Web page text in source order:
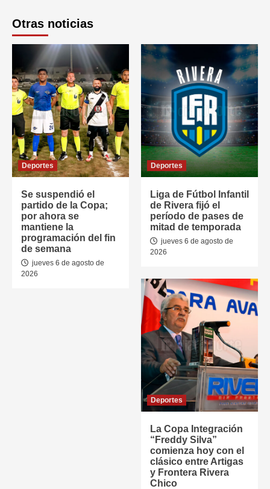
Otras noticias
Deportes
Se suspendió el
partido de la Copa;
por ahora se
mantiene la
programación del fin
de semana
jueves 6 de agosto de
2026
Deportes
Liga de Fútbol Infantil
de Rivera fijó el
período de pases de
mitad de temporada
jueves 6 de agosto de
2026
Deportes
La Copa Integración
“Freddy Silva”
comienza hoy con el
clásico entre Artigas
y Frontera Rivera
Chico